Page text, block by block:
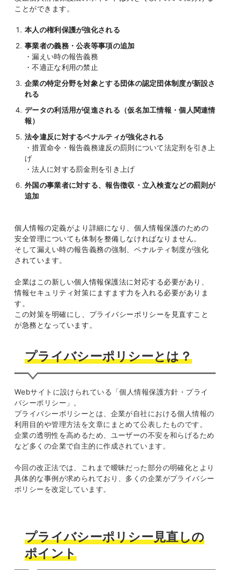
ことができます。
本人の権利保護が強化される
事業者の義務・公表等事項の追加
・漏えい時の報告義務
・不適正な利用の禁止
企業の特定分野を対象とする団体の認定団体制度が新設さ
れる
データの利活用が促進される（仮名加工情報・個人関連情
報）
法令違反に対するペナルティが強化される
・措置命令・報告義務違反の罰則について法定刑を引き上
げ
・法人に対する罰金刑を引き上げ
外国の事業者に対する、報告徴収・立入検査などの罰則が
追加
個人情報の定義がより詳細になり、個人情報保護のための
安全管理についても体制を整備しなければなりません。
そして漏えい時の報告義務の強制、ペナルティ制度が強化
されています。
企業はこの新しい個人情報保護法に対応する必要があり、
情報セキュリティ対策にますます力を入れる必要がありま
す。
この対策を明確にし、プライバシーポリシーを見直すこと
が急務となっています。
プライバシーポリシーとは？
Webサイトに設けられている「個人情報保護方針・プライ
バシーポリシー」。
プライバシーポリシーとは、企業が自社における個人情報の
利用目的や管理方法を文章にまとめて公表したものです。
企業の透明性を高めるため、ユーザーの不安を和らげるため
など多くの企業で自主的に作成されています。
今回の改正法では、これまで曖昧だった部分の明確化とより
具体的な事例が求められており、多くの企業がプライバシー
ポリシーを改定しています。
プライバシーポリシー見直しの
ポイント